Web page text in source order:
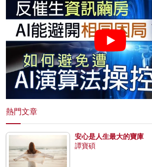
熱門文章
安心是人生最大的寶庫
譚寶碩